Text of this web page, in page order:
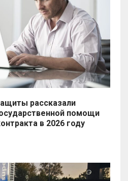
рассказали
помощи
в 2026 году